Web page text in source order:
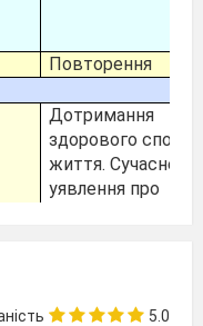
Повторення
Дотримання
здорового
життя. Сучасне
уявлення про
цілей .
5.0